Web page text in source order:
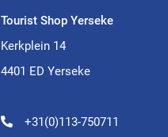
Tourist Shop Yerseke
Kerkplein 14
4401 ED Yerseke
+31(0)113-750711